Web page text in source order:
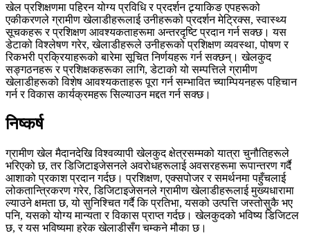
खेल प्रशिक्षणमा पहिरन योग्य प्रविधि र प्रदर्शन ट्र्याकिङ एपहरूको
एकीकरणले ग्रामीण खेलाडीहरूलाई उनीहरूको प्रदर्शन मेट्रिक्स, स्वास्थ्य
सूचकहरू र प्रशिक्षण आवश्यकताहरूमा अन्तरदृष्टि प्रदान गर्न सक्छ। यस
डेटाको विश्लेषण गरेर, खेलाडीहरूले उनीहरूको प्रशिक्षण व्यवस्था, पोषण र
रिकभरी प्रक्रियाहरूको बारेमा सूचित निर्णयहरू गर्न सक्छन्। खेलकुद
सङ्गठनहरू र प्रशिक्षकहरूका लागि, डेटाको यो सम्पत्तिले ग्रामीण
खेलाडीहरूको विशेष आवश्यकताहरू पूरा गर्न सम्भावित च्याम्पियनहरू पहिचान
गर्न र विकास कार्यक्रमहरू सिल्याउन मद्दत गर्न सक्छ।
निष्कर्ष
ग्रामीण खेल मैदानदेखि विश्वव्यापी खेलकुद क्षेत्रसम्मको यात्रा चुनौतिहरूले
भरिएको छ, तर डिजिटाइजेसनले अवरोधहरूलाई अवसरहरूमा रूपान्तरण गर्दै
आशाको प्रकाश प्रदान गर्दछ। प्रशिक्षण, एक्सपोजर र समर्थनमा पहुँचलाई
लोकतान्त्रिकरण गरेर, डिजिटाइजेसनले ग्रामीण खेलाडीहरूलाई मुख्यधारामा
ल्याउने क्षमता छ, यो सुनिश्चित गर्दै कि प्रतिभा, यसको उत्पत्ति जस्तोसुकै भए
पनि, यसको योग्य मान्यता र विकास प्राप्त गर्दछ। खेलकुदको भविष्य डिजिटल
छ, र यस भविष्यमा हरेक खेलाडीसँग चम्कने मौका छ।